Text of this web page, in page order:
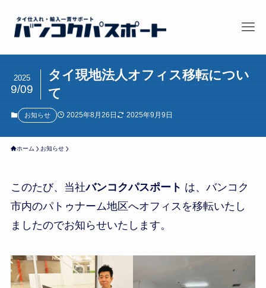
タイ現地法人オフィス移転につい
て
2025
9/09
お知らせ 2025年8月26日 2025年9月9日
ホーム お知らせ
このたび、当社バンコクパスポート は、バンコク
市内のパトゥナーム地区へオフィスを移転いたし
ましたのでお知らせいたします。